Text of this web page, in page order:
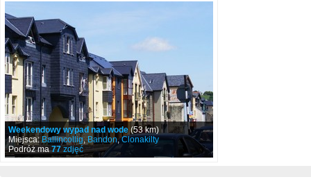
Weekendowy wypad nad wode(53 km)
Miejsca:Ballincollig,Bandon,Clonakilty
Podróż ma77zdjęć